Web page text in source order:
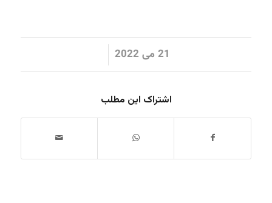
21 می 2022 /
اشتراک این مطلب